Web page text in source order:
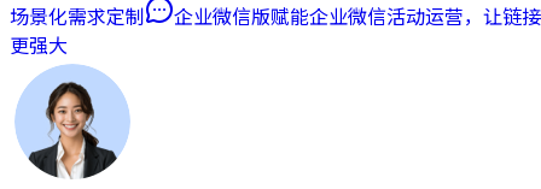
场景化需求定制
企业微信版赋能企业微信活动运营，让链接
更强大